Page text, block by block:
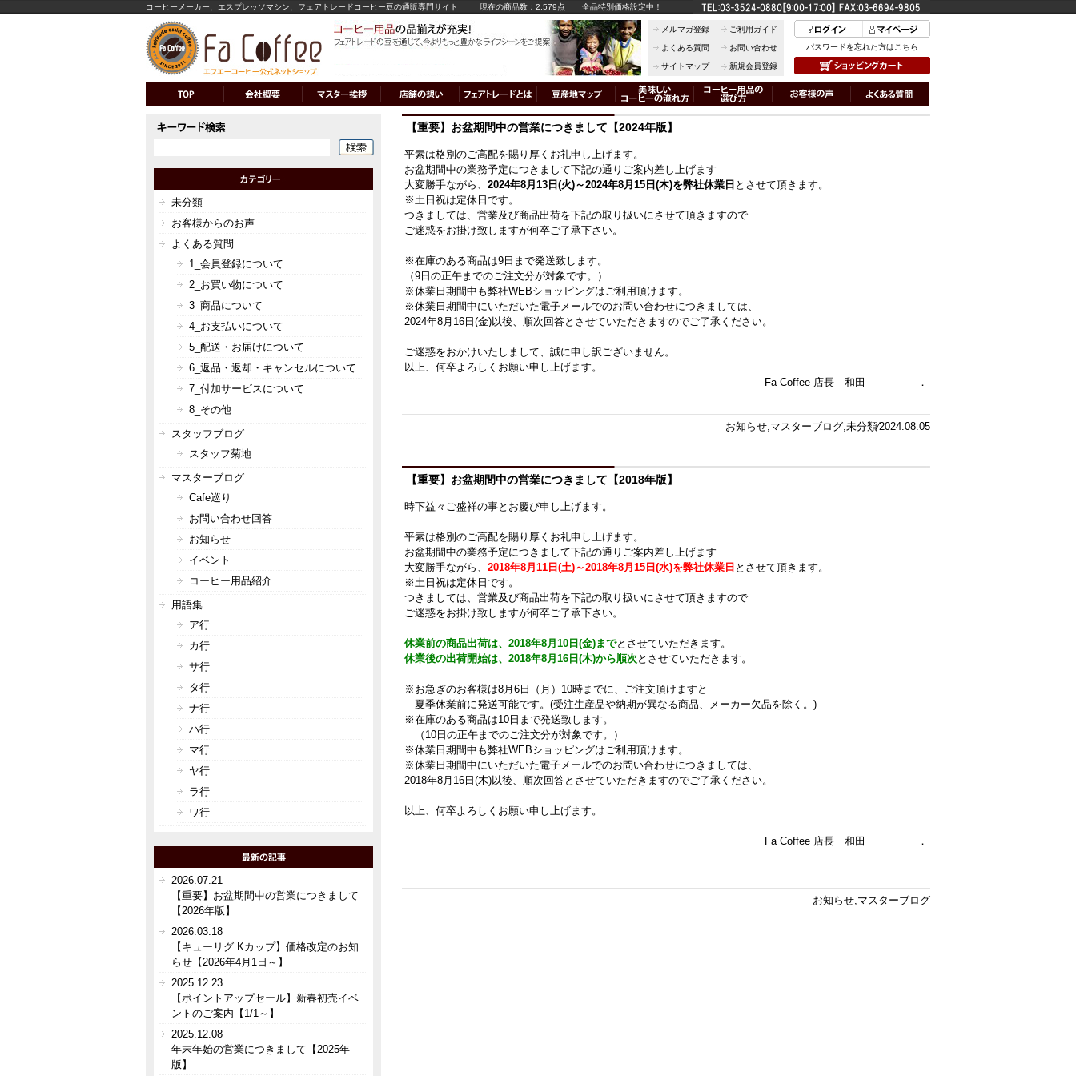
コーヒーメーカー、エスプレッソマシン、フェアトレードコーヒー豆の通販専門サイト 現在の商品数：2,579点 全品特別価格設定中！
メルマガ登録 ご利用ガイド
よくある質問 お問い合わせ
サイトマップ 新規会員登録
パスワードを忘れた方はこちら
【重要】お盆期間中の営業につきまして【2024年版】
平素は格別のご高配を賜り厚くお礼申し上げます。
お盆期間中の業務予定につきまして下記の通りご案内差し上げます
大変勝手ながら、 2024年8月13日(火)～2024年8月15日(木)を弊社休業日 とさせて頂きます。
※土日祝は定休日です。
つきましては、営業及び商品出荷を下記の取り扱いにさせて頂きますので
ご迷惑をお掛け致しますが何卒ご了承下さい。
※在庫のある商品は9日まで発送致します。
（9日の正午までのご注文分が対象です。）
※休業日期間中も弊社WEBショッピングはご利用頂けます。
※休業日期間中にいただいた電子メールでのお問い合わせにつきましては、
2024年8月16日(金)以後、順次回答とさせていただきますのでご了承ください。
ご迷惑をおかけいたしまして、誠に申し訳ございません。
以上、何卒よろしくお願い申し上げます。
Fa Coffee 店長 和田 ．
お知らせ,マスターブログ,未分類⁄2024.08.05
【重要】お盆期間中の営業につきまして【2018年版】
時下益々ご盛祥の事とお慶び申し上げます。
平素は格別のご高配を賜り厚くお礼申し上げます。
お盆期間中の業務予定につきまして下記の通りご案内差し上げます
大変勝手ながら、 2018年8月11日(土)～2018年8月15日(水)を弊社休業日 とさせて頂きます。
※土日祝は定休日です。
つきましては、営業及び商品出荷を下記の取り扱いにさせて頂きますので
ご迷惑をお掛け致しますが何卒ご了承下さい。
休業前の商品出荷は、2018年8月10日(金)までとさせていただきます。
休業後の出荷開始は、2018年8月16日(木)から順次とさせていただきます。
※お急ぎのお客様は8月6日（月）10時までに、ご注文頂けますと
夏季休業前に発送可能です。(受注生産品や納期が異なる商品、メーカー欠品を除く。)
※在庫のある商品は10日まで発送致します。
（10日の正午までのご注文分が対象です。）
※休業日期間中も弊社WEBショッピングはご利用頂けます。
※休業日期間中にいただいた電子メールでのお問い合わせにつきましては、
2018年8月16日(木)以後、順次回答とさせていただきますのでご了承ください。
以上、何卒よろしくお願い申し上げます。
Fa Coffee 店長 和田 ．
お知らせ,マスターブログ
未分類
お客様からのお声
よくある質問
1_会員登録について
2_お買い物について
3_商品について
4_お支払いについて
5_配送・お届けについて
6_返品・返却・キャンセルについて
7_付加サービスについて
8_その他
スタッフブログ
スタッフ菊地
マスターブログ
Cafe巡り
お問い合わせ回答
お知らせ
イベント
コーヒー用品紹介
用語集
ア行
カ行
サ行
タ行
ナ行
ハ行
マ行
ヤ行
ラ行
ワ行
2026.07.21
【重要】お盆期間中の営業につきまして
【2026年版】
2026.03.18
【キューリグ Kカップ】価格改定のお知
らせ【2026年4月1日～】
2025.12.23
【ポイントアップセール】新春初売イベ
ントのご案内【1/1～】
2025.12.08
年末年始の営業につきまして【2025年
版】